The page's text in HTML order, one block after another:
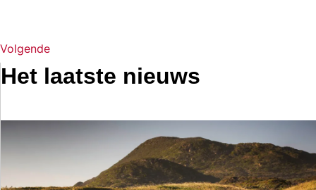
Volgende
Het laatste nieuws